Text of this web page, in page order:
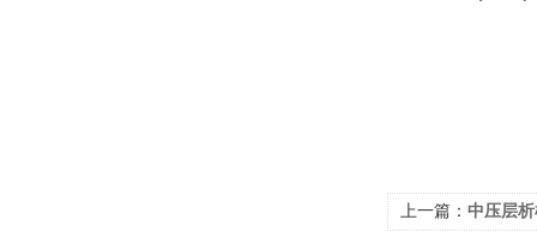
上一篇： 中压层